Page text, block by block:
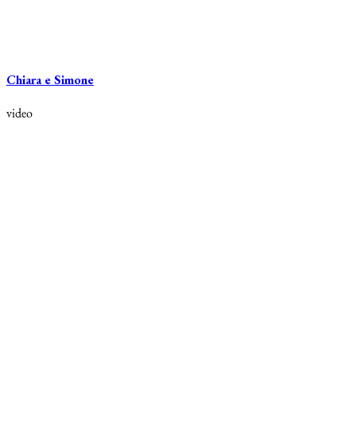
Chiara e Simone
video